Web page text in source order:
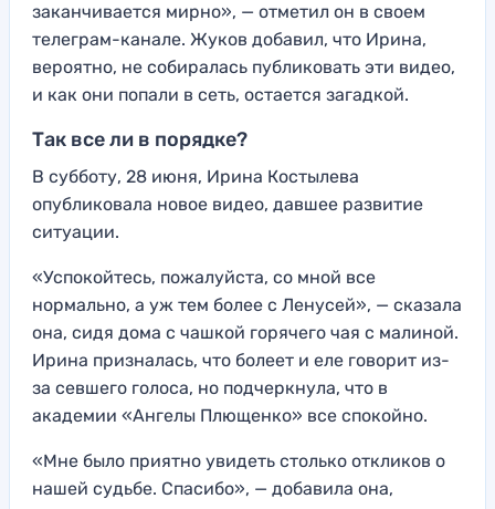
заканчивается мирно», — отметил он в своем
телеграм-канале. Жуков добавил, что Ирина,
вероятно, не собиралась публиковать эти видео,
и как они попали в сеть, остается загадкой.
Так все ли в порядке?
В субботу, 28 июня, Ирина Костылева
опубликовала новое видео, давшее развитие
ситуации.
«Успокойтесь, пожалуйста, со мной все
нормально, а уж тем более с Ленусей», — сказала
она, сидя дома с чашкой горячего чая с малиной.
Ирина призналась, что болеет и еле говорит из-
за севшего голоса, но подчеркнула, что в
академии «Ангелы Плющенко» все спокойно.
«Мне было приятно увидеть столько откликов о
нашей судьбе. Спасибо», — добавила она,